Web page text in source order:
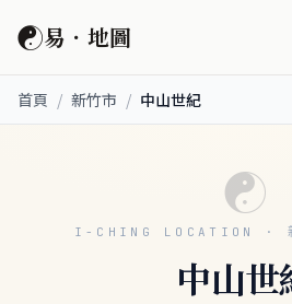
☯易．地圖
首頁 / 新竹市 / 中山世紀
☯
I-CHING LOCATION ·
中山世